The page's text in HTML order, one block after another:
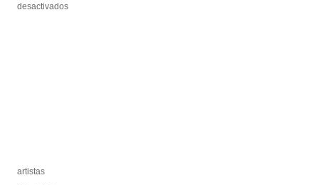
desactivadosen
desactivadosen
artistas
artistas